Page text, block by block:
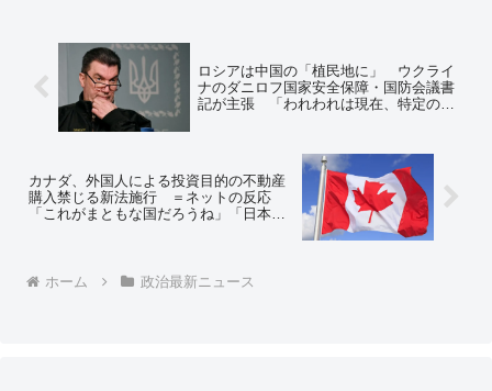
ロシアは中国の「植民地に」 ウクライ
ナのダニロフ国家安全保障・国防会議書
記が主張 「われわれは現在、特定の隣
＝ネットの反応「ありあえるお話」
カナダ、外国人による投資目的の不動産
購入禁じる新法施行 ＝ネットの反応
「これがまともな国だろうね」「日本も
ホーム 政治最新ニュース